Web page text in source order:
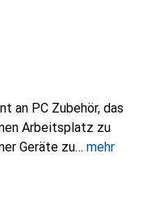
an PC Zubehör, das
Arbeitsplatz zu
Geräte zu
mehr